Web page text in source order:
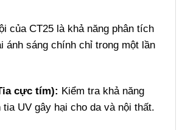
của CT25 là khả năng phân tích
ánh sáng chính chỉ trong một lần
cực tím): Kiểm tra khả năng
tia UV gây hại cho da và nội thất.